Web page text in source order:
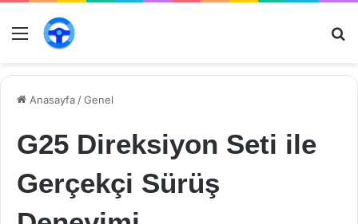
Menü
Anasayfa /Genel
G25 Direksiyon Seti ile
Gerçekçi Sürüş